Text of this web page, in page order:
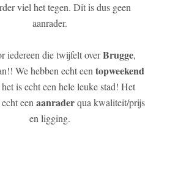
viel het tegen. Dit is dus geen
aanrader.
iedereen die twijfelt overBrugge,
We hebben echt eentopweekend
is echt een hele leuke stad! Het
eenaanraderqua kwaliteit/prijs
en ligging.